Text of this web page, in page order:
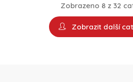
Zobrazeno 8 z 32
Zobrazit další